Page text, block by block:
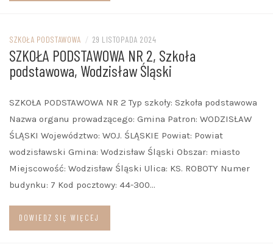
SZKOŁA PODSTAWOWA / 29 LISTOPADA 2024
SZKOŁA PODSTAWOWA NR 2, Szkoła
podstawowa, Wodzisław Śląski
SZKOŁA PODSTAWOWA NR 2 Typ szkoły: Szkoła podstawowa
Nazwa organu prowadzącego: Gmina Patron: WODZISŁAW
ŚLĄSKI Województwo: WOJ. ŚLĄSKIE Powiat: Powiat
wodzisławski Gmina: Wodzisław Śląski Obszar: miasto
Miejscowość: Wodzisław Śląski Ulica: KS. ROBOTY Numer
budynku: 7 Kod pocztowy: 44-300…
DOWIEDZ SIĘ WIĘCEJ